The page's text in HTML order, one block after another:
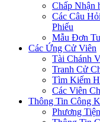
Chấp Nhận
Các Câu
Phiếu
Mẫu Đơn
Các Ứng Cử Viên
Tài Chánh
Tranh Cử
Tìm Kiếm
Các Viên
Thông Tin Công
Phương